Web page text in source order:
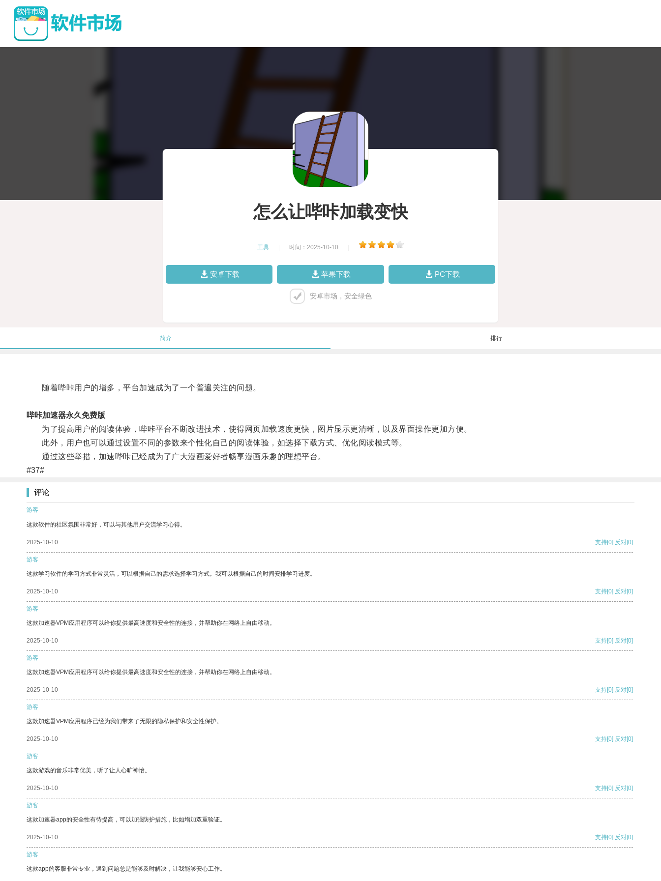
怎么让哔咔加载变快
工具 时间：2025-10-10
安卓下载 苹果下载 PC下载
安卓市场，安全绿色
简介 排行
随着哔咔用户的增多，平台加速成为了一个普遍关注的问题。
哔咔加速器永久免费版
为了提高用户的阅读体验，哔咔平台不断改进技术，使得网页加载速度更快，图片显示更清晰，以及界面操作更加方便。
此外，用户也可以通过设置不同的参数来个性化自己的阅读体验，如选择下载方式、优化阅读模式等。
通过这些举措，加速哔咔已经成为了广大漫画爱好者畅享漫画乐趣的理想平台。
#37#
评论
游客
这款软件的社区氛围非常好，可以与其他用户交流学习心得。
2025-10-10 支持[0] 反对[0]
游客
这款学习软件的学习方式非常灵活，可以根据自己的需求选择学习方式。我可以根据自己的时间安排学习进度。
2025-10-10 支持[0] 反对[0]
游客
这款加速器VPM应用程序可以给你提供最高速度和安全性的连接，并帮助你在网络上自由移动。
2025-10-10 支持[0] 反对[0]
游客
这款加速器VPM应用程序可以给你提供最高速度和安全性的连接，并帮助你在网络上自由移动。
2025-10-10 支持[0] 反对[0]
游客
这款加速器VPM应用程序已经为我们带来了无限的隐私保护和安全性保护。
2025-10-10 支持[0] 反对[0]
游客
这款游戏的音乐非常优美，听了让人心旷神怡。
2025-10-10 支持[0] 反对[0]
游客
这款加速器app的安全性有待提高，可以加强防护措施，比如增加双重验证。
2025-10-10 支持[0] 反对[0]
游客
这款app的客服非常专业，遇到问题总是能够及时解决，让我能够安心工作。